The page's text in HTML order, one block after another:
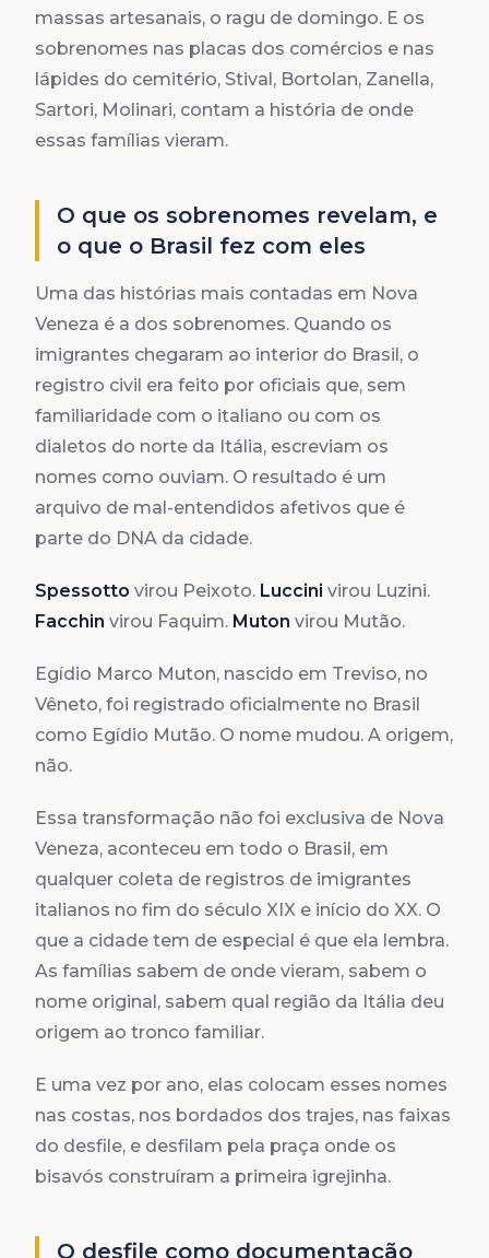
massas artesanais, o ragu de domingo. E os
sobrenomes nas placas dos comércios e nas
lápides do cemitério, Stival, Bortolan, Zanella,
Sartori, Molinari, contam a história de onde
essas famílias vieram.
O que os sobrenomes revelam, e
o que o Brasil fez com eles
Uma das histórias mais contadas em Nova
Veneza é a dos sobrenomes. Quando os
imigrantes chegaram ao interior do Brasil, o
registro civil era feito por oficiais que, sem
familiaridade com o italiano ou com os
dialetos do norte da Itália, escreviam os
nomes como ouviam. O resultado é um
arquivo de mal-entendidos afetivos que é
parte do DNA da cidade.
Spessotto virou Peixoto. Luccini virou Luzini.
Facchin virou Faquim. Muton virou Mutão.
Egídio Marco Muton, nascido em Treviso, no
Vêneto, foi registrado oficialmente no Brasil
como Egídio Mutão. O nome mudou. A origem,
não.
Essa transformação não foi exclusiva de Nova
Veneza, aconteceu em todo o Brasil, em
qualquer coleta de registros de imigrantes
italianos no fim do século XIX e início do XX. O
que a cidade tem de especial é que ela lembra.
As famílias sabem de onde vieram, sabem o
nome original, sabem qual região da Itália deu
origem ao tronco familiar.
E uma vez por ano, elas colocam esses nomes
nas costas, nos bordados dos trajes, nas faixas
do desfile, e desfilam pela praça onde os
bisavós construíram a primeira igrejinha.
O desfile como documentação